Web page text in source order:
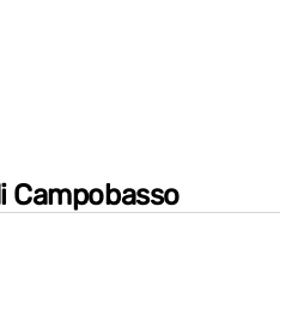
Campobasso